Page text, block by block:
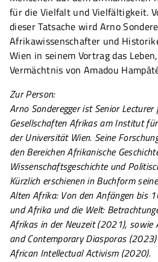
für die Vielfalt und Vielfältigkeit.
dieser Tatsache wird Arno
Afrikawissenschafter und
Wien in seinem Vortrag das
Vermächtnis von Amadou
Zur Person:
Arno Sonderegger ist Senior
Gesellschaften Afrikas am Institut
der Universität Wien. Seine
den Bereichen Afrikanische
Wissenschaftsgeschichte und
Kürzlich erschienen in Buchform
Alten Afrika: Von den Anfängen bis
und Afrika und die Welt:
Afrikas in der Neuzeit (2021), sowie
and Contemporary Diasporas
African Intellectual Activism (2020).